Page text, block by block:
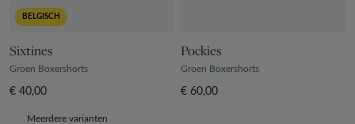
BELGISCH
Sixtines
Groen Boxershorts
€ 40,00
Meerdere varianten
Pockies
Groen Boxershorts
€ 60,00